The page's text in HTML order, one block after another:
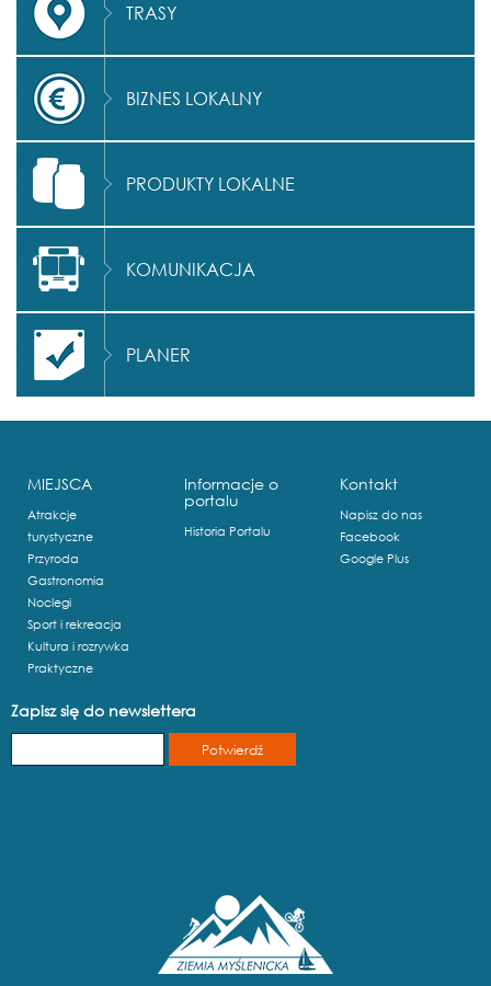
TRASY
BIZNES LOKALNY
PRODUKTY LOKALNE
KOMUNIKACJA
PLANER
MIEJSCA
Atrakcje
turystyczne
Przyroda
Gastronomia
Noclegi
Sport i rekreacja
Kultura i rozrywka
Praktyczne
Informacje o
portalu
Historia Portalu
Kontakt
Napisz do nas
Facebook
Google Plus
Zapisz się do newslettera